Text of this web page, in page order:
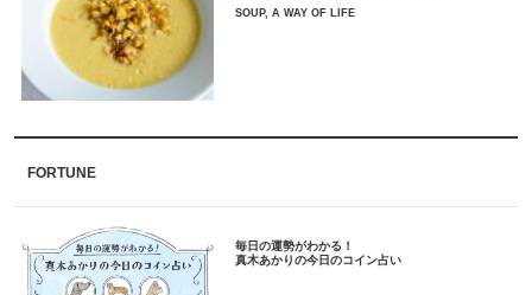
SOUP, A WAY OF LIFE
FORTUNE
毎日の運勢がわかる！